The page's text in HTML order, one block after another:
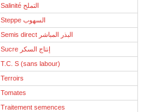
Salinité التملح
Steppe السهوب
Semis direct البذر المباشر
Sucre إنتاج السكر
T.C. S (sans labour)
Terroirs
Tomates
Traitement semences